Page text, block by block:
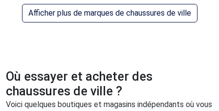
Afficher plus de marques de chaussures de ville
Où essayer et acheter des
chaussures de ville ?
Voici quelques boutiques et magasins indépendants où vous